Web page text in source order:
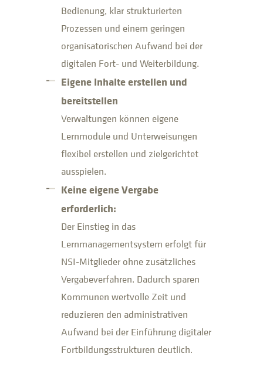
Bedienung, klar strukturierten
Prozessen und einem geringen
organisatorischen Aufwand bei der
digitalen Fort- und Weiterbildung.
Eigene Inhalte erstellen und
bereitstellen
Verwaltungen können eigene
Lernmodule und Unterweisungen
flexibel erstellen und zielgerichtet
ausspielen.
Keine eigene Vergabe
erforderlich:
Der Einstieg in das
Lernmanagementsystem erfolgt für
NSI-Mitglieder ohne zusätzliches
Vergabeverfahren. Dadurch sparen
Kommunen wertvolle Zeit und
reduzieren den administrativen
Aufwand bei der Einführung digitaler
Fortbildungsstrukturen deutlich.